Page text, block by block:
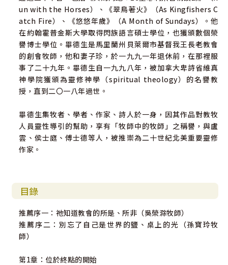
un with the Horses）、《翠鳥著火》（As Kingfishers C
atch Fire）、《悠悠年歲》（A Month of Sundays）。他
在約翰霍普金斯大學取得閃族語言碩士學位，也獲頒數個榮
譽博士學位。畢德生是馬里蘭州貝萊爾市基督我王長老教會
的創會牧師，他和妻子珍，於一九九一年退休前，在那裡服
事了二十九年。畢德生自一九九八年，被加拿大卑詩省維真
神學院獲頒為靈修神學（spiritual theology）的名譽教
授，直到二〇一八年過世。
畢德生集牧者、學者、作家、詩人於一身，因其作品對教牧
人員靈性導引的幫助，享有「牧師中的牧師」之稱譽，與盧
雲、侯士庭、傅士德等人，被推崇為二十世紀北美重要靈修
作家。
目錄
推薦序一：祂知道教會的所是、所非（吳榮滁牧師）
推薦序二：別忘了自己是世界的鹽、桌上的光（孫寶玲牧
師）
第1章：位於終點的開始